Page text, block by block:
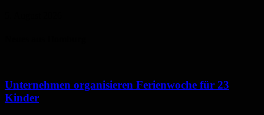
Unternehmen organisieren Ferienwoche für 23
Kinder